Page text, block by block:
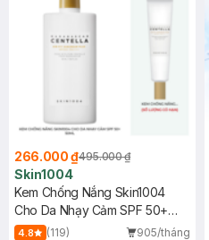
266.000 ₫495.000 ₫
Skin1004
Kem Chống Nắng Skin1004
Cho Da Nhạy Cảm SPF 50+
50ml
4.8 (119)
905/tháng